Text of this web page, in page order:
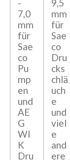
-
7,0
mm
für
Sae
co
Pu
mp
en
und
AE
G
WI
K
Dru
9,5
mm
für
Sae
co
Dru
cks
chlä
uch
e
und
viel
e
and
ere